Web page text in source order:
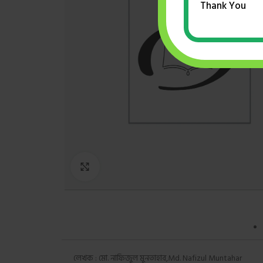
লেখক : মো. নাফিজুল মুনতাহার,Md. Nafizul Muntahar
Thank You